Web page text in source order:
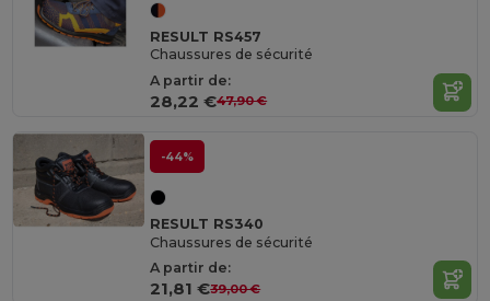
RESULT RS457
Chaussures de sécurité
A partir de:
28,22 €47,90 €
-44%
RESULT RS340
Chaussures de sécurité
A partir de:
21,81 €39,00 €